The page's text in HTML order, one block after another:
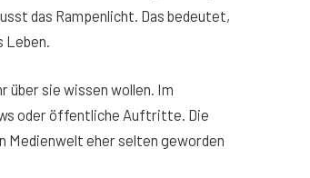
das Rampenlicht. Das bedeutet,
über sie wissen wollen. Im
oder öffentliche Auftritte. Die
Medienwelt eher selten geworden